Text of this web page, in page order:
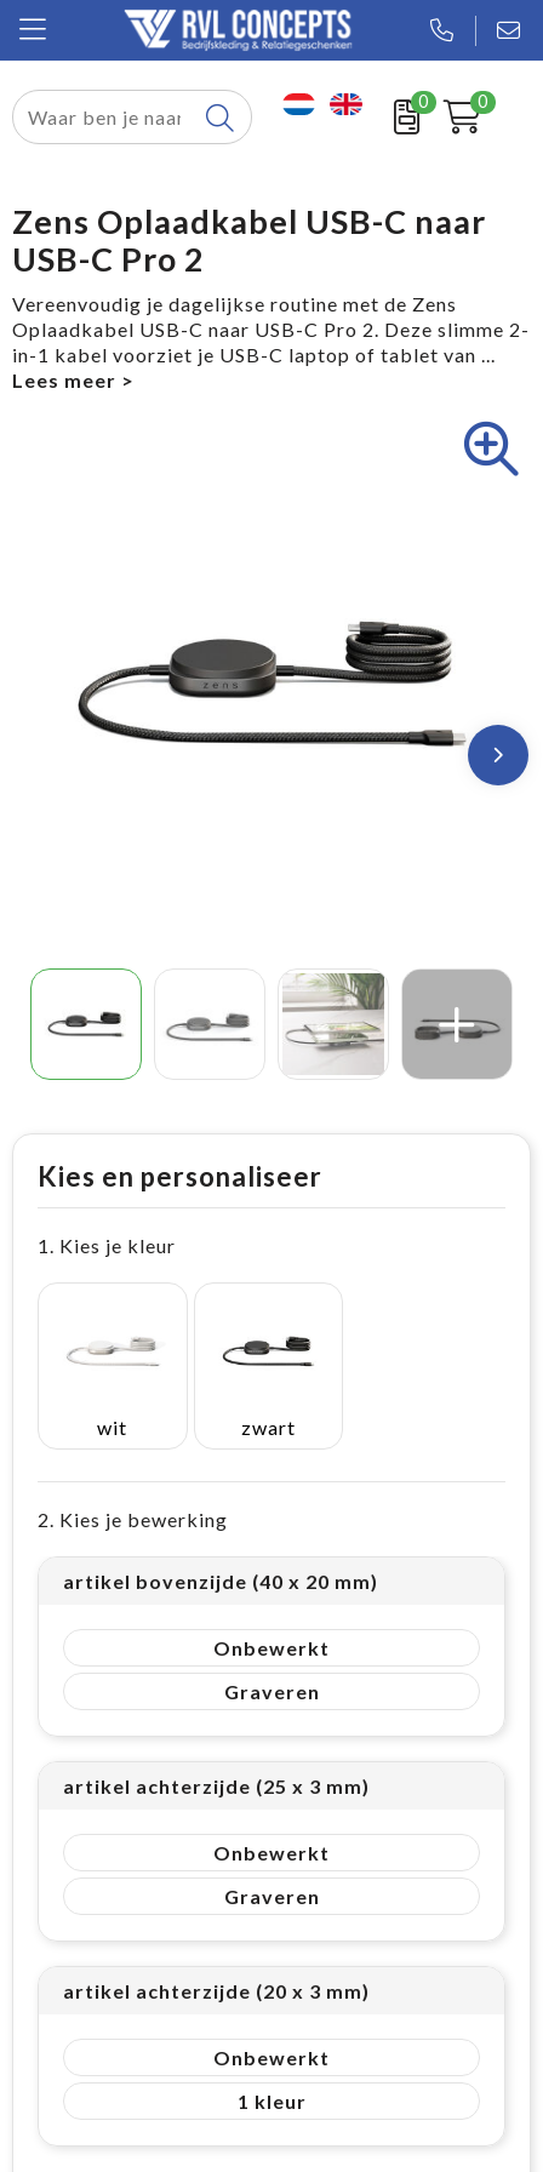
0 0
Relatiegeschenken
Tassen
Sport
Werkkleding
Zens Oplaadkabel USB-C naar
USB-C Pro 2
Vereenvoudig je dagelijkse routine met de Zens
Oplaadkabel USB-C naar USB-C Pro 2. Deze slimme 2-
in-1 kabel voorziet je USB-C laptop of tablet van ...
Kies en personaliseer
1. Kies je kleur
wit zwart
2. Kies je bewerking
artikel bovenzijde (40 x 20 mm)
Onbewerkt
Graveren
artikel achterzijde (25 x 3 mm)
Onbewerkt
Graveren
artikel achterzijde (20 x 3 mm)
Onbewerkt
1